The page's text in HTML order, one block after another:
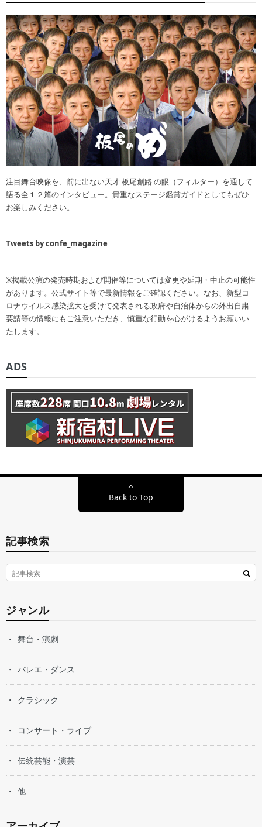
注目舞台映像を、前に出ない天才 板尾創路 の眼（フィルター）を通して
語る全１２篇のインタビュー。貴重なステージ鑑賞ガイドとしてもぜひ
お楽しみください。
Tweets by confe_magazine
※掲載公演の発売時期および開催等については変更や延期・中止の可能性
があります。公式サイト等で最新情報をご確認ください。なお、新型コ
ロナウイルス感染拡大を受けて発表される政府や自治体からの外出自粛
要請等の情報にもご注意いただき、慎重な行動を心がけるようお願いい
たします。
ADS
Back to Top
記事検索
ジャンル
舞台・演劇
バレエ・ダンス
クラシック
コンサート・ライブ
伝統芸能・演芸
他